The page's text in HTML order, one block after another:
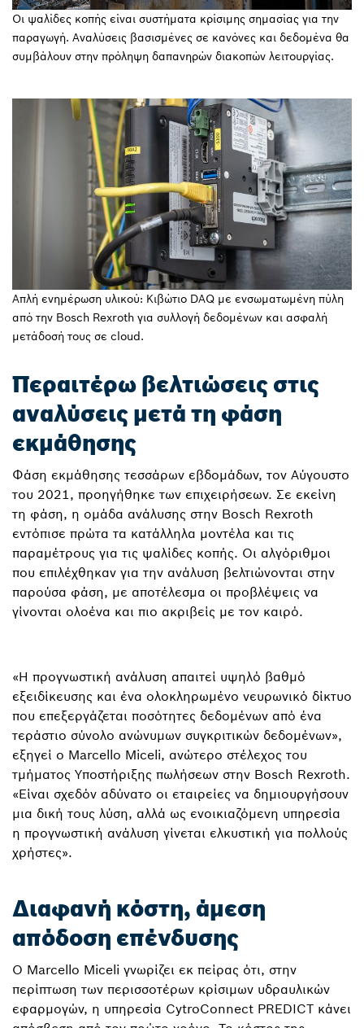
Οι ψαλίδες κοπής είναι συστήματα κρίσιμης σημασίας για την
παραγωγή. Αναλύσεις βασισμένες σε κανόνες και δεδομένα θα
συμβάλουν στην πρόληψη δαπανηρών διακοπών λειτουργίας.
Απλή ενημέρωση υλικού: Κιβώτιο DAQ με ενσωματωμένη πύλη
από την Bosch Rexroth για συλλογή δεδομένων και ασφαλή
μετάδοσή τους σε cloud.
Περαιτέρω βελτιώσεις στις
αναλύσεις μετά τη φάση
εκμάθησης
Φάση εκμάθησης τεσσάρων εβδομάδων, τον Αύγουστο
του 2021, προηγήθηκε των επιχειρήσεων. Σε εκείνη
τη φάση, η ομάδα ανάλυσης στην Bosch Rexroth
εντόπισε πρώτα τα κατάλληλα μοντέλα και τις
παραμέτρους για τις ψαλίδες κοπής. Οι αλγόριθμοι
που επιλέχθηκαν για την ανάλυση βελτιώνονται στην
παρούσα φάση, με αποτέλεσμα οι προβλέψεις να
γίνονται ολοένα και πιο ακριβείς με τον καιρό.
«Η προγνωστική ανάλυση απαιτεί υψηλό βαθμό
εξειδίκευσης και ένα ολοκληρωμένο νευρωνικό δίκτυο
που επεξεργάζεται ποσότητες δεδομένων από ένα
τεράστιο σύνολο ανώνυμων συγκριτικών δεδομένων»,
εξηγεί ο Marcello Miceli, ανώτερο στέλεχος του
τμήματος Υποστήριξης πωλήσεων στην Bosch Rexroth.
«Είναι σχεδόν αδύνατο οι εταιρείες να δημιουργήσουν
μια δική τους λύση, αλλά ως ενοικιαζόμενη υπηρεσία
η προγνωστική ανάλυση γίνεται ελκυστική για πολλούς
χρήστες».
Διαφανή κόστη, άμεση
απόδοση επένδυσης
Ο Marcello Miceli γνωρίζει εκ πείρας ότι, στην
περίπτωση των περισσοτέρων κρίσιμων υδραυλικών
εφαρμογών, η υπηρεσία CytroConnect PREDICT κάνει